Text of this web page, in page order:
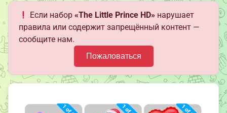
Если набор«The Little Prince HD» нарушает
правила или содержит запрещённый контент —
сообщите нам.
Пожаловаться